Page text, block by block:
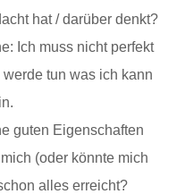
hat / darüber denkt?
Ich muss nicht perfekt
tun was ich kann
guten Eigenschaften
(oder könnte mich
alles erreicht?